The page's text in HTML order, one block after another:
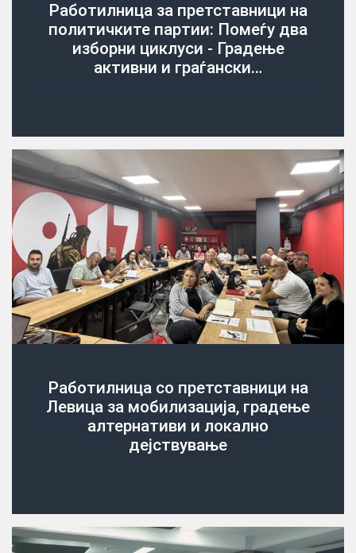
Работилница за претставници на
политичките партии: Помеѓу два
изборни циклуси - Градење
активни и граѓански…
Работилница со претставници на
Левица за мобилизација, градење
алтернативи и локално
дејствување